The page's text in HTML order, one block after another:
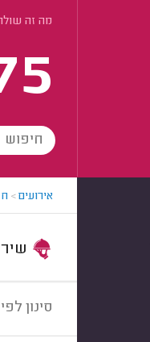
מה זה
אירועים>
סינון